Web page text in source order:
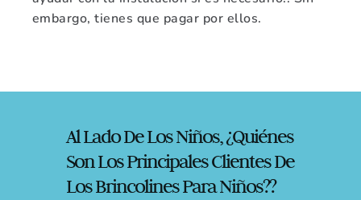
embargo, tienes que pagar por ellos.
Al Lado De Los Niños, ¿Quiénes
Son Los Principales Clientes De
Los Brincolines Para Niños??